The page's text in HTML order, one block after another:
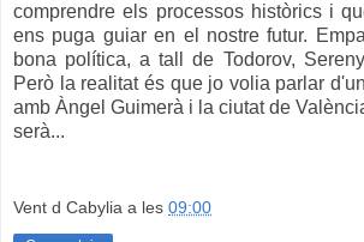
comprendre els processos històrics i
ens puga guiar en el nostre futur.
bona política, a tall de Todorov,
Però la realitat és que jo volia parlar
amb Àngel Guimerà i la ciutat de
serà...
Vent d Cabylia a les 09:00